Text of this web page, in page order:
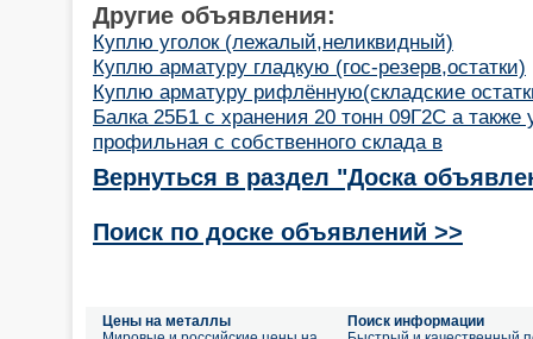
Другие объявления:
Куплю уголок (лежалый,неликвидный)
Куплю арматуру гладкую (гос-резерв,остатки)
Куплю арматуру рифлённую(складские
Балка 25Б1 с хранения 20 тонн 09Г2С а также
профильная с собственного склада в
Вернуться в раздел "Доска
Поиск по доске объявлений >>
Цены на металлы
Поиск информации